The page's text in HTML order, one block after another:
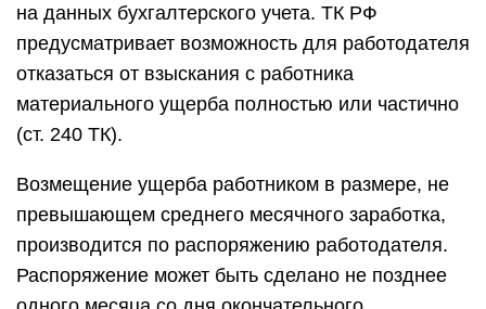
на данных бухгалтерского учета. ТК РФ
предусматривает возможность для работодателя
отказаться от взыскания с работника
материального ущерба полностью или частично
(ст. 240 ТК).
Возмещение ущерба работником в размере, не
превышающем среднего месячного заработка,
производится по распоряжению работодателя.
Распоряжение может быть сделано не позднее